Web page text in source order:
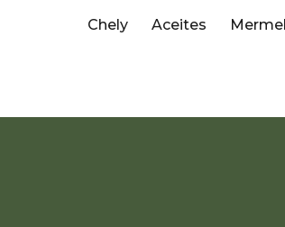
Skip to navigation
Chely Aceites